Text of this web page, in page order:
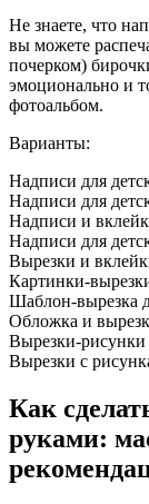
Не знаете, что
вы можете
почерком)
эмоционально и
фотоальбом.
Варианты:
Надписи для
Надписи для
Надписи и
Надписи для
Вырезки и
Картинки-
Шаблон-вырезка
Обложка и
Вырезки-рисунки
Вырезки с
Как
руками: